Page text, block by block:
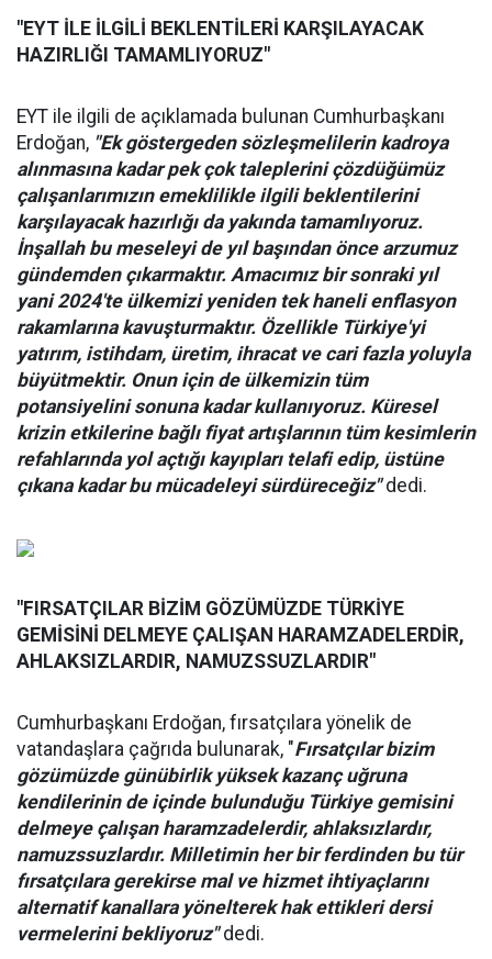
"EYT İLE İLGİLİ BEKLENTİLERİ KARŞILAYACAK
HAZIRLIĞI TAMAMLIYORUZ"
EYT ile ilgili de açıklamada bulunan Cumhurbaşkanı
Erdoğan, "Ek göstergeden sözleşmelilerin kadroya
alınmasına kadar pek çok taleplerini çözdüğümüz
çalışanlarımızın emeklilikle ilgili beklentilerini
karşılayacak hazırlığı da yakında tamamlıyoruz.
İnşallah bu meseleyi de yıl başından önce arzumuz
gündemden çıkarmaktır. Amacımız bir sonraki yıl
yani 2024'te ülkemizi yeniden tek haneli enflasyon
rakamlarına kavuşturmaktır. Özellikle Türkiye'yi
yatırım, istihdam, üretim, ihracat ve cari fazla yoluyla
büyütmektir. Onun için de ülkemizin tüm
potansiyelini sonuna kadar kullanıyoruz. Küresel
krizin etkilerine bağlı fiyat artışlarının tüm kesimlerin
refahlarında yol açtığı kayıpları telafi edip, üstüne
çıkana kadar bu mücadeleyi sürdüreceğiz"dedi.
"FIRSATÇILAR BİZİM GÖZÜMÜZDE TÜRKİYE
GEMİSİNİ DELMEYE ÇALIŞAN HARAMZADELERDİR,
AHLAKSIZLARDIR, NAMUZSSUZLARDIR"
Cumhurbaşkanı Erdoğan, fırsatçılara yönelik de
vatandaşlara çağrıda bulunarak, "Fırsatçılar bizim
gözümüzde günübirlik yüksek kazanç uğruna
kendilerinin de içinde bulunduğu Türkiye gemisini
delmeye çalışan haramzadelerdir, ahlaksızlardır,
namuzssuzlardır. Milletimin her bir ferdinden bu tür
fırsatçılara gerekirse mal ve hizmet ihtiyaçlarını
alternatif kanallara yönelterek hak ettikleri dersi
vermelerini bekliyoruz"dedi.